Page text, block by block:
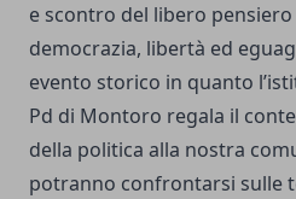
e scontro del libero pensiero
democrazia, libertà ed
evento storico in quanto
Pd di Montoro regala il
della politica alla nostra
potranno confrontarsi sulle